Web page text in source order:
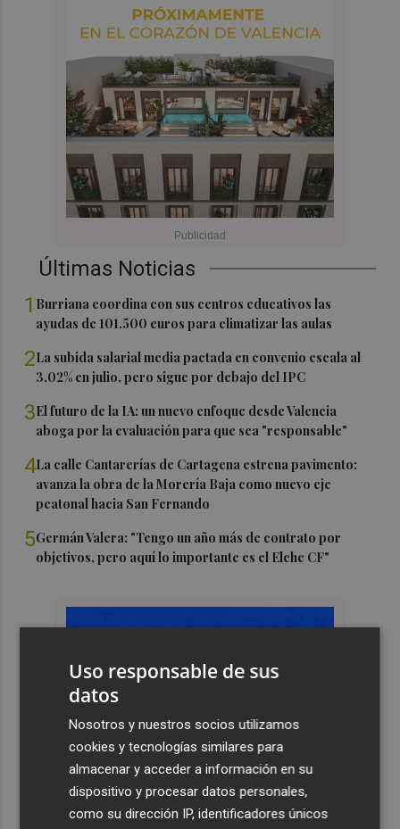
Últimas Noticias
1 Burriana coordina con sus centros educativos las
ayudas de 101.500 euros para climatizar las aulas
2La subida salarial media pactada en convenio escala al
3,02% en julio, pero sigue por debajo del IPC
3El futuro de la IA: un nuevo enfoque desde Valencia
aboga por la evaluación para que sea "responsable"
4La calle Cantarerías de Cartagena estrena pavimento:
avanza la obra de la Morería Baja como nuevo eje
peatonal hacia San Fernando
5Germán Valera: "Tengo un año más de contrato por
objetivos, pero aquí lo importante es el Elche CF"
Uso responsable de sus
datos
Nosotros y nuestros socios utilizamos
cookies y tecnologías similares para
almacenar y acceder a información en su
dispositivo y procesar datos personales,
como su dirección IP, identificadores únicos